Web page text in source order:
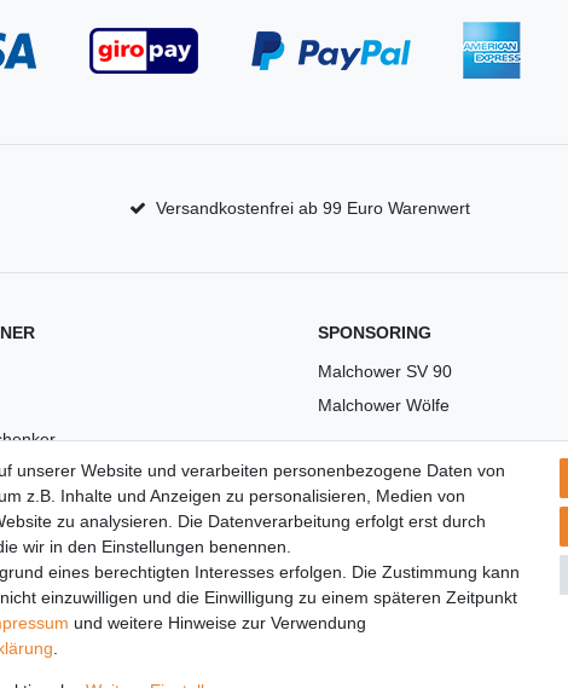
Versandkostenfrei ab 99 Euro Warenwert
SPONSORING
Malchower SV 90
Malchower Wölfe
unserer Website und verarbeiten personenbezogene Daten von
z.B. Inhalte und Anzeigen zu personalisieren, Medien von
zu analysieren. Die Datenverarbeitung erfolgt erst durch
wir in den Einstellungen benennen.
eines berechtigten Interesses erfolgen. Die Zustimmung kann
einzuwilligen und die Einwilligung zu einem späteren Zeitpunkt
und weitere Hinweise zur Verwendung